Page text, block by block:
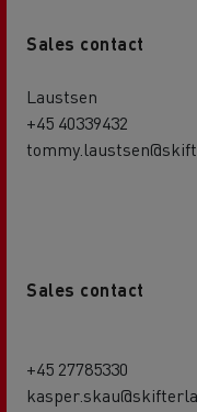
Sales contact
Laustsen
+45 40339432
Sales contact
+45 27785330